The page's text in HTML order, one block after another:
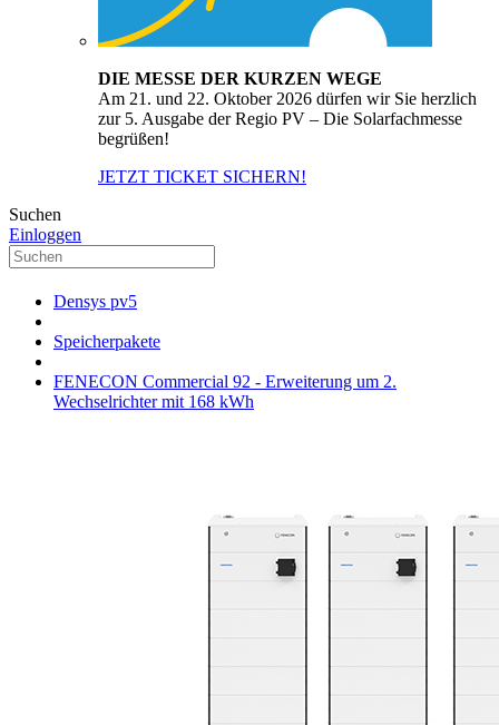
DIE MESSE DER KURZEN WEGE
Am 21. und 22. Oktober 2026 dürfen wir Sie herzlich
zur 5. Ausgabe der Regio PV – Die Solarfachmesse
begrüßen!
JETZT TICKET SICHERN!
Suchen
Einloggen
Densys pv5
Speicherpakete
FENECON Commercial 92 - Erweiterung um 2.
Wechselrichter mit 168 kWh